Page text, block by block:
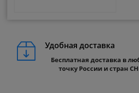
Удобная доставка
Бесплатная доставка в
точку России и стран